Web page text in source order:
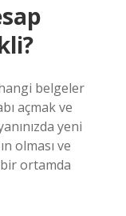
belgeler
açmak ve
yeni
olması ve
ortamda